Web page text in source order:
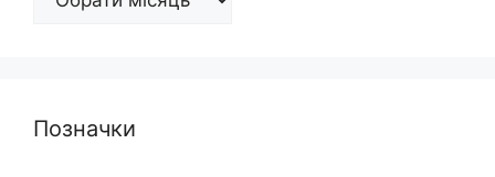
Позначки